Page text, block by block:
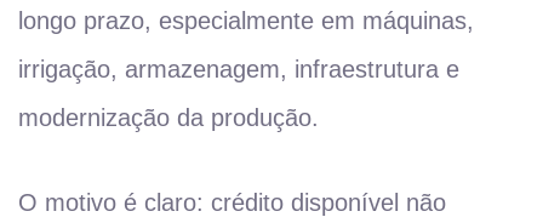
longo prazo, especialmente em máquinas,
irrigação, armazenagem, infraestrutura e
modernização da produção.
O motivo é claro: crédito disponível não